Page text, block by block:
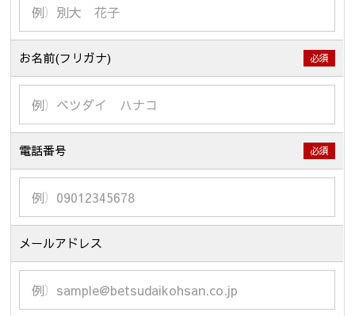
お名前(フリガナ) 必須
電話番号 必須
メールアドレス